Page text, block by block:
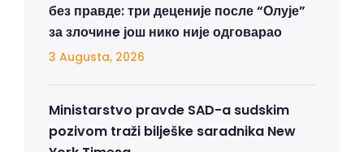
без правде: три деценије после “Олује”
за злочинe још нико није одговарао
3 Augusta, 2026
Ministarstvo pravde SAD-a sudskim
pozivom traži bilješke saradnika New